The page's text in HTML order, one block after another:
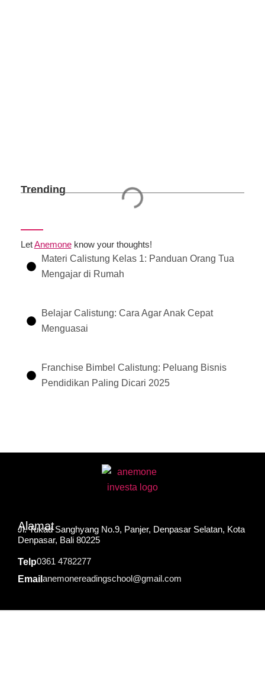
Trending
LetAnemoneknow your thoughts!
Materi Calistung Kelas 1: Panduan Orang Tua
Mengajar di Rumah
Belajar Calistung: Cara Agar Anak Cepat
Menguasai
Franchise Bimbel Calistung: Peluang Bisnis
Pendidikan Paling Dicari 2025
Alamat
Jl. Tukad Sanghyang No.9, Panjer, Denpasar Selatan, Kota
Denpasar, Bali 80225
Telp0361 4782277
Email anemonereadingschool@gmail.com